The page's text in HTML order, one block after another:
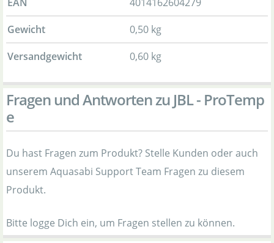
Gewicht
0,50 kg
Versandgewicht
0,60 kg
Fragen und Antworten zu JBL - ProTemp
e
Du hast Fragen zum Produkt? Stelle Kunden oder auch
unserem Aquasabi Support Team Fragen zu diesem
Produkt.
Bitte logge Dich ein, um Fragen stellen zu können.